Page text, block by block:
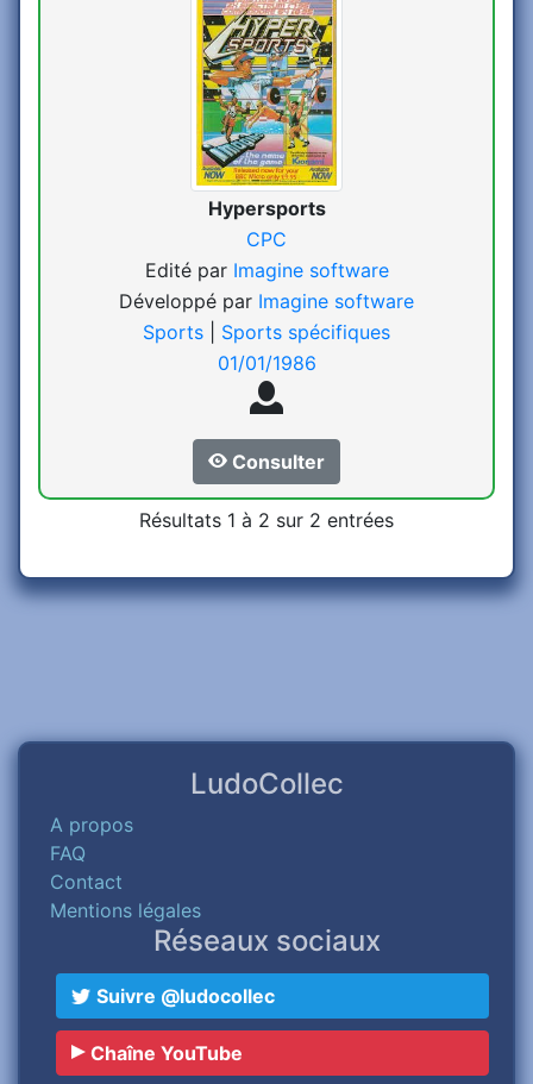
Hypersports
CPC
Edité par Imagine software
Développé par Imagine software
Sports
Sports spécifiques
01/01/1986
Consulter
Résultats 1 à 2 sur 2 entrées
LudoCollec
A propos
FAQ
Contact
Mentions légales
Réseaux sociaux
Suivre @ludocollec
Chaîne YouTube